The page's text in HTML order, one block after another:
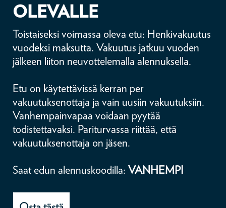
OLEVALLE
Toistaiseksi voimassa oleva etu: Henkivakuutus
vuodeksi maksutta. Vakuutus jatkuu vuoden
jälkeen liiton neuvottelemalla alennuksella.
Etu on käytettävissä kerran per
vakuutuksenottaja ja vain uusiin vakuutuksiin.
Vanhempainvapaa voidaan pyytää
todistettavaksi. Pariturvassa riittää, että
vakuutuksenottaja on jäsen.
Saat edun alennuskoodilla: VANHEMPI